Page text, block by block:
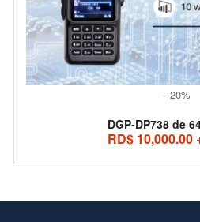
--20%
DGP-DP738 de
RD$ 10,000.00